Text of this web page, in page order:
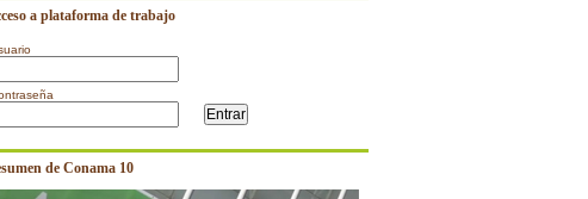
a plataforma de trabajo
de Conama 10